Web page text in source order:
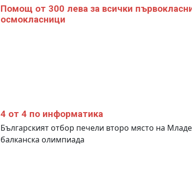
Помощ от 300 лева за всички
осмокласници
4 от 4 по информатика
Българският отбор печели второ място на
балканска олимпиада